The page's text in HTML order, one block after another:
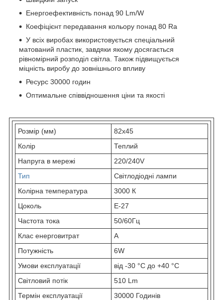
Енергоефективність понад 90 Lm/W
Коефіцієнт передавання кольору понад 80 Ra
У всіх виробах використовується спеціальний
матований пластик, завдяки якому досягається
рівномірний розподіл світла. Також підвищується
міцність виробу до зовнішнього впливу
Ресурс 30000 годин
Оптимальне співвідношення ціни та якості
Розмір (мм)
82х45
Колір
Теплий
Напруга в мережі
220/240V
Тип
Світлодіодні лампи
Колірна температура
3000 К
Цоколь
E-27
Частота тока
50/60Гц
Клас енерговитрат
А
Потужність
6W
Умови експлуатації
від -30 °C до +40 °C
Світловий потік
510 Lm
Термін експлуатації
30000 Годинів